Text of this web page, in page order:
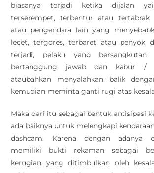
biasanya terjadi ketika dijalan
terserempet, terbentur atau tertabrak
atau pengendara lain yang
lecet, tergores, terbaret atau penyok
terjadi, pelaku yang bersangkutan
bertanggung jawab dan kabur /
ataubahkan menyalahkan balik
kemudian meminta ganti rugi atas
Maka dari itu sebagai bentuk antisipasi
ada baiknya untuk melengkapi
dashcam. Karena dengan adanya
memiliki bukti rekaman sebagai
kerugian yang ditimbulkan oleh